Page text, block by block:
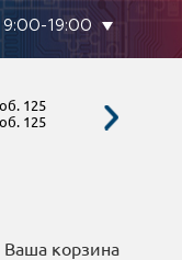
19:00
125
125
Ваша корзина